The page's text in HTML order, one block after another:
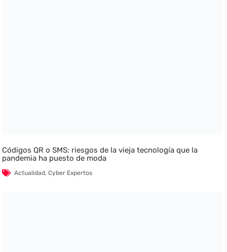
Códigos QR o SMS: riesgos de la vieja tecnología que la
pandemia ha puesto de moda
Actualidad,Cyber Expertos